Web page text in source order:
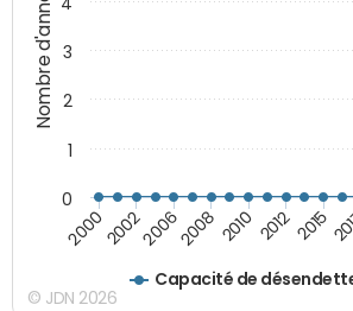
Nombre d'années
Capacité de
2000200220062008 2010 2012 2015
0
1
2
3
© JDN 2026